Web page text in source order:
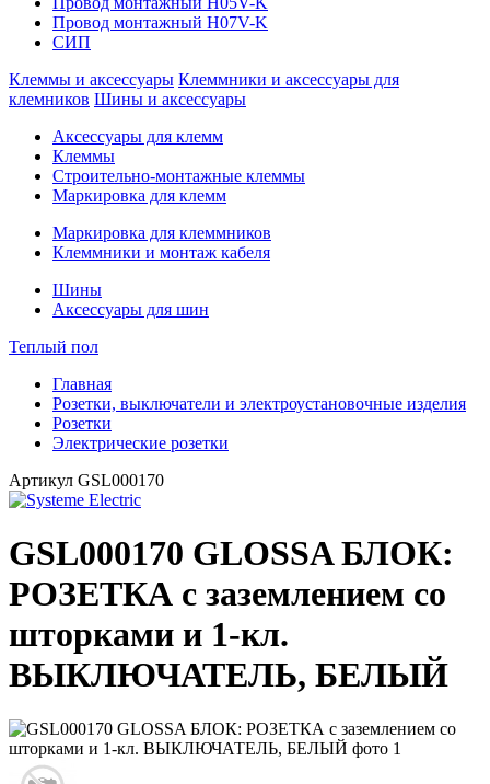
Провод монтажный H07V-K
СИП
Клеммы и аксессуары Клеммники и аксессуары для
клемников Шины и аксессуары
Аксессуары для клемм
Клеммы
Строительно-монтажные клеммы
Маркировка для клемм
Маркировка для клеммников
Клеммники и монтаж кабеля
Шины
Аксессуары для шин
Теплый пол
Главная
Розетки, выключатели и электроустановочные изделия
Розетки
Электрические розетки
Артикул GSL000170
GSL000170 GLOSSA БЛОК:
РОЗЕТКА с заземлением со
шторками и 1-кл.
ВЫКЛЮЧАТЕЛЬ, БЕЛЫЙ